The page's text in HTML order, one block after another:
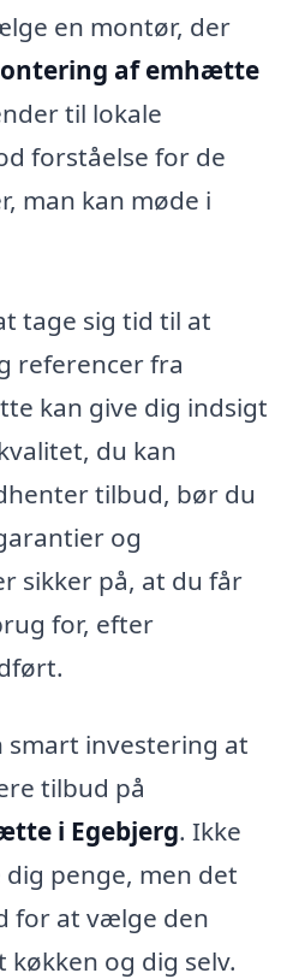
en montør, der
af emhætte
til lokale
forståelse for de
man kan møde i
tage sig tid til at
referencer fra
kan give dig indsigt
du kan
tilbud, bør du
og
sikker på, at du får
for, efter
smart investering at
tilbud på
i Egebjerg. Ikke
penge, men det
for at vælge den
og dig selv.